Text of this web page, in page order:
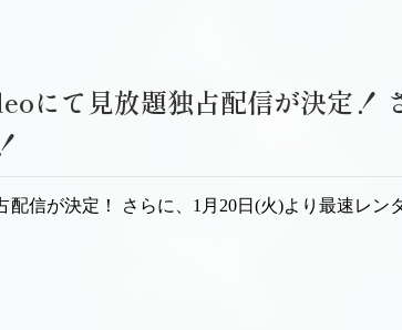
にて見放題独占配信が決定！
配信が決定！ さらに、1月20日(火)より最速レン